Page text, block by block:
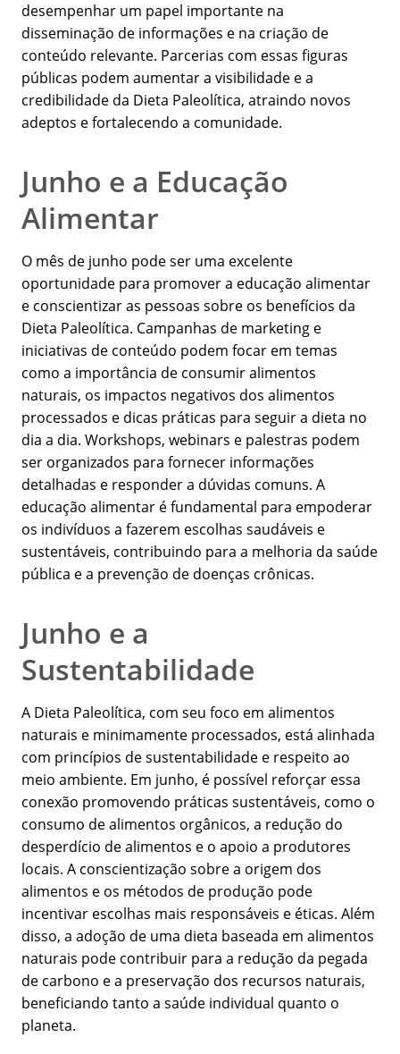
desempenhar um papel importante na
disseminação de informações e na criação de
conteúdo relevante. Parcerias com essas figuras
públicas podem aumentar a visibilidade e a
credibilidade da Dieta Paleolítica, atraindo novos
adeptos e fortalecendo a comunidade.
Junho e a Educação
Alimentar
O mês de junho pode ser uma excelente
oportunidade para promover a educação alimentar
e conscientizar as pessoas sobre os benefícios da
Dieta Paleolítica. Campanhas de marketing e
iniciativas de conteúdo podem focar em temas
como a importância de consumir alimentos
naturais, os impactos negativos dos alimentos
processados e dicas práticas para seguir a dieta no
dia a dia. Workshops, webinars e palestras podem
ser organizados para fornecer informações
detalhadas e responder a dúvidas comuns. A
educação alimentar é fundamental para empoderar
os indivíduos a fazerem escolhas saudáveis e
sustentáveis, contribuindo para a melhoria da saúde
pública e a prevenção de doenças crônicas.
Junho e a
Sustentabilidade
A Dieta Paleolítica, com seu foco em alimentos
naturais e minimamente processados, está alinhada
com princípios de sustentabilidade e respeito ao
meio ambiente. Em junho, é possível reforçar essa
conexão promovendo práticas sustentáveis, como o
consumo de alimentos orgânicos, a redução do
desperdício de alimentos e o apoio a produtores
locais. A conscientização sobre a origem dos
alimentos e os métodos de produção pode
incentivar escolhas mais responsáveis e éticas. Além
disso, a adoção de uma dieta baseada em alimentos
naturais pode contribuir para a redução da pegada
de carbono e a preservação dos recursos naturais,
beneficiando tanto a saúde individual quanto o
planeta.